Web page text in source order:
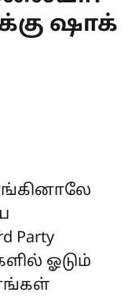
ஷாக்
ஓடும்